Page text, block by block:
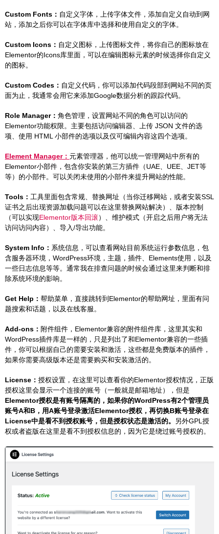
Custom Fonts： 自定义字体，上传字体文件，添加自定义自动到网
站，添加之后你可以在字体库中选择和使用自定义的字体。
Custom Icons： 自定义图标，上传图标文件，将你自己的图标放在
Elementor的Icons库里面，可以在编辑图标元素的时候选择你自定义
的图标。
Custom Codes： 自定义代码，你可以添加代码段部到网站不同的页
面为止，我通常会用它来添加Google数据分析的跟踪代码。
Role Manager： 角色管理，设置网站不同的角色可以访问的
Elementor功能权限。主要包括访问编辑器、上传 JSON 文件的选
项、使用 HTML 小部件的选项以及仅可编辑内容这四个选项。
Element Manager： 元素管理器，他可以统一管理网站中所有的
Elementor小部件，包含你安装的第三方插件（UAE、UEE、JET等
等）的小部件。可以关闭未使用的小部件来提升网站的性能。
Tools： 工具里面包含常规、替换网址（当你迁移网站，或者安装SSL
证书之后出现资源加载问题可以在这里替换网站解决）、版本控制
（可以实现Elementor版本回滚）、维护模式（开启之后用户将无法
访问访问内容）、导入/导出功能。
System Info： 系统信息，可以查看网站目前系统运行参数信息，包
含服务器环境，WordPress环境，主题，插件、Elements使用，以及
一些日志信息等等。通常我在排查问题的时候会通过这里来判断和排
除系统环境的影响。
Get Help： 帮助菜单，直接跳转到Elementor的帮助网址，里面有问
题搜索和话题，以及在线客服。
Add-ons： 附件组件，Elementor兼容的附件组件库，这里其实和
WordPress插件库是一样的，只是列出了和Elementor兼容的一些插
件，你可以根据自己的需要安装和激活，这些都是免费版本的插件，
如果你需要高级版本还是需要购买和安装激活的。
License： 授权设置，在这里可以查看你的Elementor授权情况，正版
授权这里会显示一个连接的账号（一般就是邮箱地址），但是
Elementor授权是有账号隔离的，如果你的WordPress有2个管理员
账号A和B，用A账号登录激活Elementor授权，再切换B账号登录在
License中是看不到授权账号，但是授权状态是激活的。
另外GPL授
权或者盗版在这里是看不到授权信息的，因为它是绕过账号授权的。